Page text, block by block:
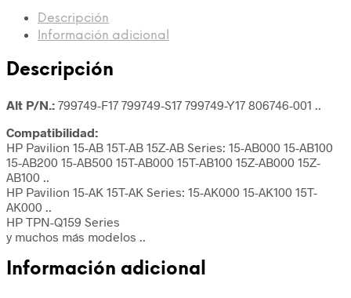
Descripción
Información adicional
Descripción
Alt P/N.: 799749-F17 799749-S17 799749-Y17 806746-001 ..
Compatibilidad:
HP Pavilion 15-AB 15T-AB 15Z-AB Series: 15-AB000 15-AB100
15-AB200 15-AB500 15T-AB000 15T-AB100 15Z-AB000 15Z-
AB100 ..
HP Pavilion 15-AK 15T-AK Series: 15-AK000 15-AK100 15T-
AK000 ..
HP TPN-Q159 Series
y muchos más modelos ..
Información adicional